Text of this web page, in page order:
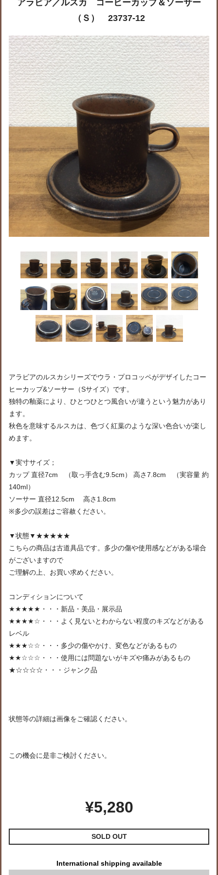
アラビア／ルスカ コーヒーカップ＆ソーサー
（Ｓ） 23737-12
アラビアのルスカシリーズでウラ・プロコッペがデザイしたコー
ヒーカップ&ソーサー（Sサイズ）です。
独特の釉薬により、ひとつひとつ風合いが違うという魅力があり
ます。
秋色を意味するルスカは、色づく紅葉のような深い色合いが楽し
めます。
▼実寸サイズ；
カップ 直径7cm （取っ手含む9.5cm） 高さ7.8cm （実容量 約
140ml）
ソーサー 直径12.5cm 高さ1.8cm
※多少の誤差はご容赦ください。
▼状態▼★★★★★
こちらの商品は古道具品です。多少の傷や使用感などがある場合
がございますので
ご理解の上、お買い求めください。
コンディションについて
★★★★★・・・新品・美品・展示品
★★★★☆・・・よく見ないとわからない程度のキズなどがある
レベル
★★★☆☆・・・多少の傷やかけ、変色などがあるもの
★★☆☆☆・・・使用には問題ないがキズや痛みがあるもの
★☆☆☆☆・・・ジャンク品
状態等の詳細は画像をご確認ください。
この機会に是非ご検討ください。
¥5,280
SOLD OUT
International shipping available